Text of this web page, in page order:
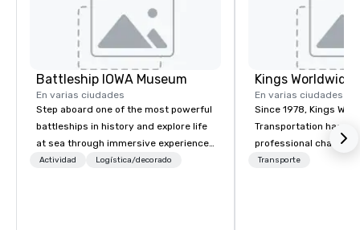
Battleship IOWA Museum
En varias ciudades
Step aboard one of the most powerful
battleships in history and explore life
at sea through immersive experiences
designed for all ages. From self-
Actividad Logística/decorado
En varias ciudades
Since 1978, Kings
Transportation has
professional
transportation
Transporte